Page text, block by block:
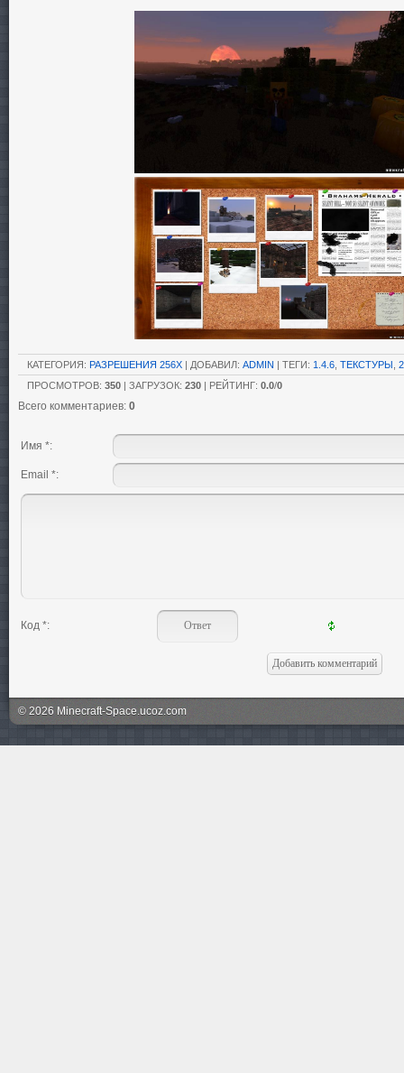
КАТЕГОРИЯ: РАЗРЕШЕНИЯ 256X | ДОБАВИЛ: ADMIN | ТЕГИ: 1.4.6 ТЕКСТУРЫ
ПРОСМОТРОВ: 350 | ЗАГРУЗОК: 230 | РЕЙТИНГ: 0.0/0
Всего комментариев: 0
Имя *:
Email *:
Код *:
© 2026 Minecraft-Space.ucoz.com